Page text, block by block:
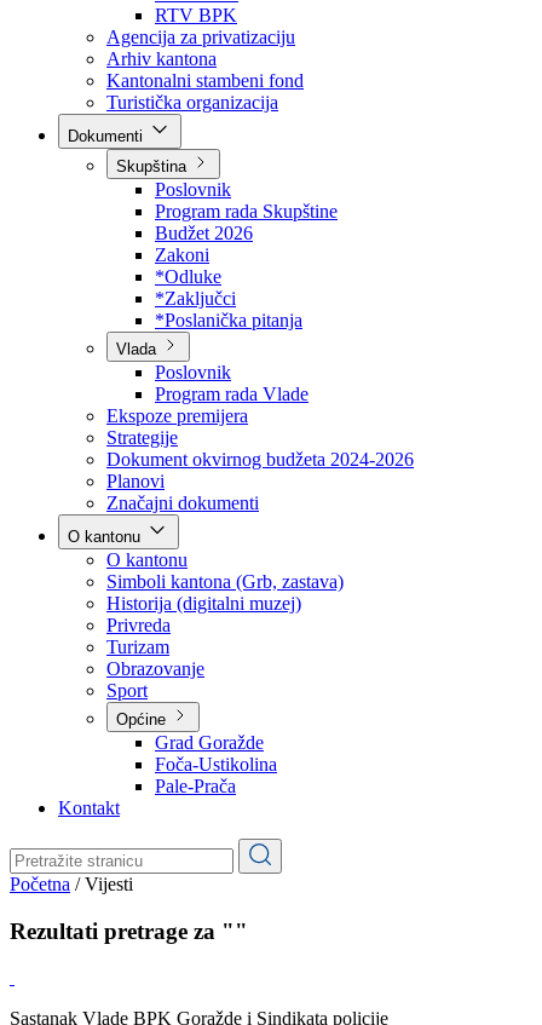
Direkcija za šumarstvo
Javna preduzeća
BPK šume
RTV BPK
Agencija za privatizaciju
Arhiv kantona
Kantonalni stambeni fond
Turistička organizacija
Skupština
Poslovnik
Program rada Skupštine
Budžet 2026
Zakoni
*Odluke
*Zaključci
*Poslanička pitanja
Vlada
Poslovnik
Program rada Vlade
Ekspoze premijera
Strategije
Dokument okvirnog budžeta 2024-2026
Planovi
Značajni dokumenti
O kantonu
O kantonu
Simboli kantona (Grb, zastava)
Historija (digitalni muzej)
Privreda
Turizam
Obrazovanje
Općine
Pale-Prača
Kontakt
Vijesti